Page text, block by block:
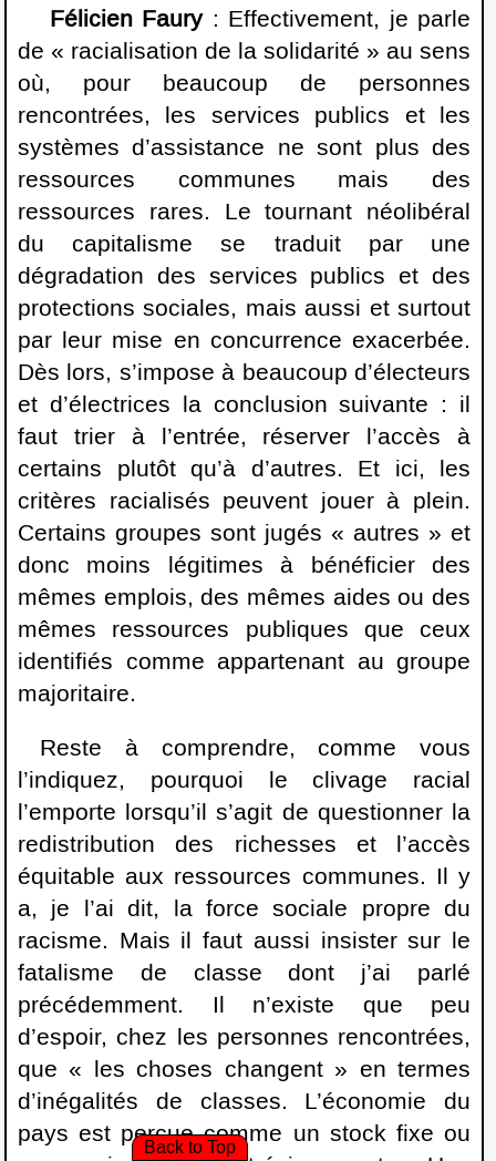
Félicien Faury: Effectivement, je parle
de « racialisation de la solidarité » au sens
où, pour beaucoup de personnes
rencontrées, les services publics et les
systèmes d’assistance ne sont plus des
ressources communes mais des
ressources rares. Le tournant néolibéral
du capitalisme se traduit par une
dégradation des services publics et des
protections sociales, mais aussi et surtout
par leur mise en concurrence exacerbée.
Dès lors, s’impose à beaucoup d’électeurs
et d’électrices la conclusion suivante : il
faut trier à l’entrée, réserver l’accès à
certains plutôt qu’à d’autres. Et ici, les
critères racialisés peuvent jouer à plein.
Certains groupes sont jugés « autres » et
donc moins légitimes à bénéficier des
mêmes emplois, des mêmes aides ou des
mêmes ressources publiques que ceux
identifiés comme appartenant au groupe
majoritaire.
Reste à comprendre, comme vous
l’indiquez, pourquoi le clivage racial
l’emporte lorsqu’il s’agit de questionner la
redistribution des richesses et l’accès
équitable aux ressources communes. Il y
a, je l’ai dit, la force sociale propre du
racisme. Mais il faut aussi insister sur le
fatalisme de classe dont j’ai parlé
précédemment. Il n’existe que peu
d’espoir, chez les personnes rencontrées,
que « les choses changent » en termes
d’inégalités de classes. L’économie du
pays est perçue comme un stock fixe ou
Back to Top